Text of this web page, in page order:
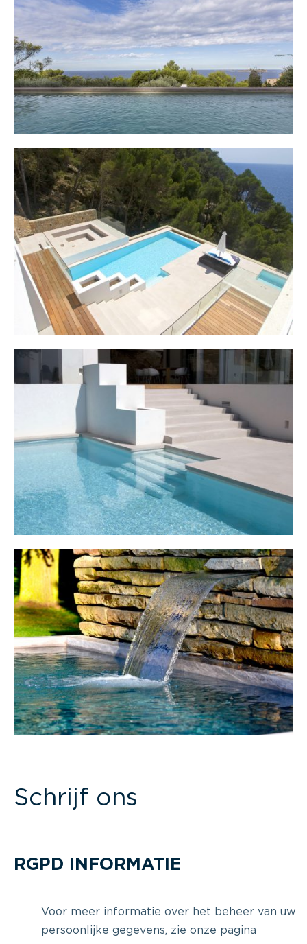
Schrijf ons
RGPD INFORMATIE
Voor meer informatie over het beheer van uw
persoonlijke gegevens, zie onze pagina